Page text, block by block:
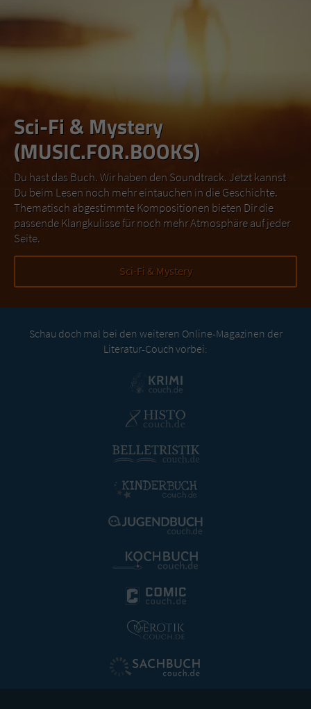
Sci-Fi & Mystery
(MUSIC.FOR.BOOKS)
Du hast das Buch. Wir haben den Soundtrack. Jetzt kannst
Du beim Lesen noch mehr eintauchen in die Geschichte.
Thematisch abgestimmte Kompositionen bieten Dir die
passende Klangkulisse für noch mehr Atmosphäre auf jeder
Seite.
Sci-Fi & Mystery
Schau doch mal bei den weiteren Online-Magazinen der
Literatur-Couch vorbei: